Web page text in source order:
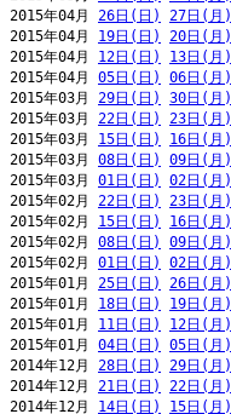
2015年04月 26日(日) 27日(月)
2015年04月 19日(日) 20日(月)
2015年04月 12日(日) 13日(月)
2015年04月 05日(日) 06日(月)
2015年03月 29日(日) 30日(月)
2015年03月 22日(日) 23日(月)
2015年03月 15日(日) 16日(月)
2015年03月 08日(日) 09日(月)
2015年03月 01日(日) 02日(月)
2015年02月 22日(日) 23日(月)
2015年02月 15日(日) 16日(月)
2015年02月 08日(日) 09日(月)
2015年02月 01日(日) 02日(月)
2015年01月 25日(日) 26日(月)
2015年01月 18日(日) 19日(月)
2015年01月 11日(日) 12日(月)
2015年01月 04日(日) 05日(月)
2014年12月 28日(日) 29日(月)
2014年12月 21日(日) 22日(月)
2014年12月 14日(日) 15日(月)